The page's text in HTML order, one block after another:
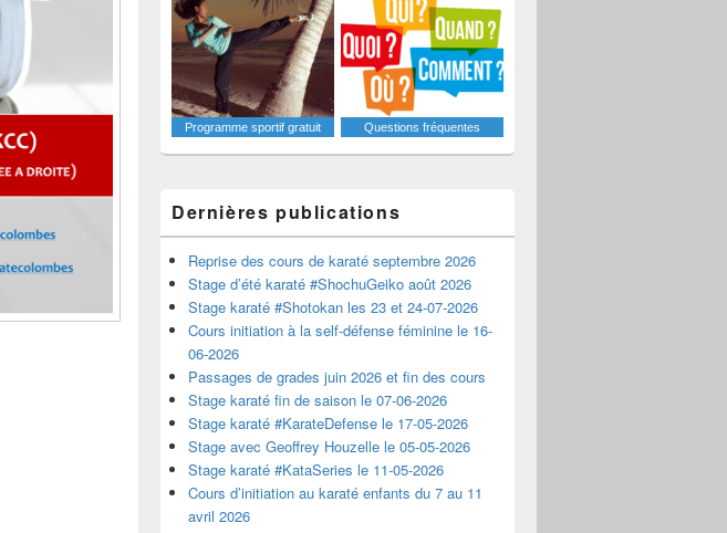
Programme sportif gratuit Questions fréquentes
Dernières publications
Reprise des cours de karaté septembre 2026
Stage d’été karaté #ShochuGeiko août 2026
Stage karaté #Shotokan les 23 et 24-07-2026
Cours initiation à la self-défense féminine le 16-
06-2026
Passages de grades juin 2026 et fin des cours
Stage karaté fin de saison le 07-06-2026
Stage karaté #KarateDefense le 17-05-2026
Stage avec Geoffrey Houzelle le 05-05-2026
Stage karaté #KataSeries le 11-05-2026
Cours d’initiation au karaté enfants du 7 au 11
avril 2026